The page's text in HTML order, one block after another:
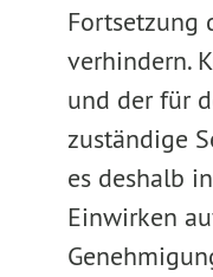
Fortsetzung
verhindern.
und der für
zuständige
es deshalb
Einwirken